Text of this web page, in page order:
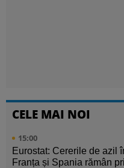
CELE MAI NOI
15:00
Eurostat: Cererile de azil
Franța și Spania rămân